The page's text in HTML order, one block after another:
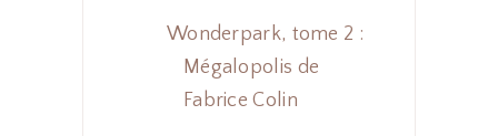
Wonderpark, tome 2 :
Mégalopolis de
Fabrice Colin